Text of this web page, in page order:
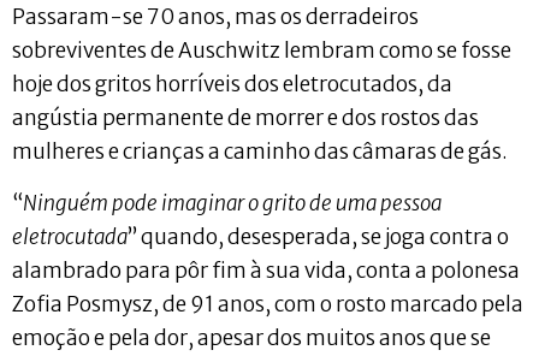
Passaram-se 70 anos, mas os derradeiros
sobreviventes de Auschwitz lembram como se fosse
hoje dos gritos horríveis dos eletrocutados, da
angústia permanente de morrer e dos rostos das
mulheres e crianças a caminho das câmaras de gás.
“Ninguém pode imaginar o grito de uma pessoa
eletrocutada” quando, desesperada, se joga contra o
alambrado para pôr fim à sua vida, conta a polonesa
Zofia Posmysz, de 91 anos, com o rosto marcado pela
emoção e pela dor, apesar dos muitos anos que se